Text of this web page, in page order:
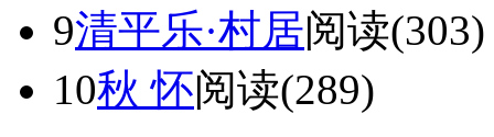
9清平乐·村居阅读(303)
10秋 怀阅读(289)